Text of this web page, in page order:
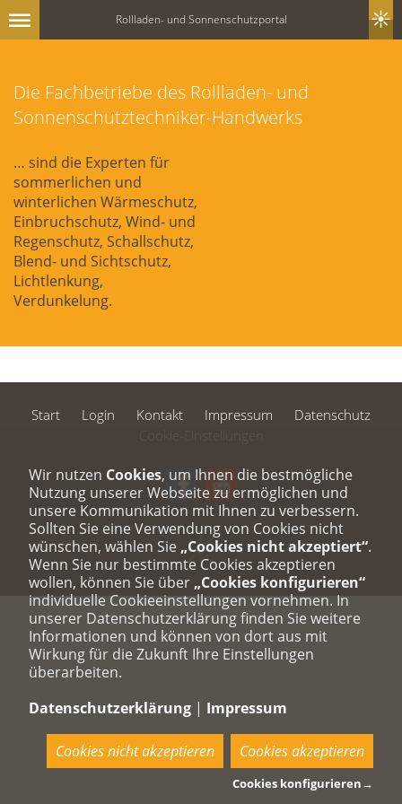
Rollladen- und Sonnenschutzportal
Die Fachbetriebe des Rollladen- und
Sonnenschutztechniker-Handwerks
… sind die Experten für
sommerlichen und
winterlichen Wärmeschutz,
Einbruchschutz, Wind- und
Regenschutz, Schallschutz,
Blend- und Sichtschutz,
Lichtlenkung,
Verdunkelung.
Start Login Kontakt Impressum
Datenschutz
Wir nutzen Cookies, um Ihnen die bestmögliche
Nutzung unserer Webseite zu ermöglichen und
unsere Kommunikation mit Ihnen zu verbessern.
Sollten Sie eine Verwendung von Cookies nicht
wünschen, wählen Sie „Cookies nicht akzeptiert“.
Wenn Sie nur bestimmte Cookies akzeptieren
wollen, können Sie über „Cookies konfigurieren“
individuelle Cookieeinstellungen vornehmen. In
unserer Datenschutzerklärung finden Sie weitere
Informationen und können von dort aus mit
Wirkung für die Zukunft Ihre Einstellungen
überarbeiten.
Datenschutzerklärung | Impressum
Cookies nicht akzeptieren Cookies akzeptieren
Cookies konfigurieren→